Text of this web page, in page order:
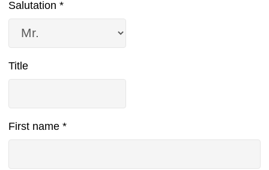
Salutation *
Title
First name *